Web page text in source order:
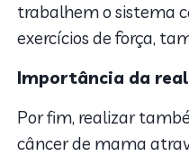
trabalhem o sistema
exercícios de força,
Importância da
Por fim, realizar
câncer de mama